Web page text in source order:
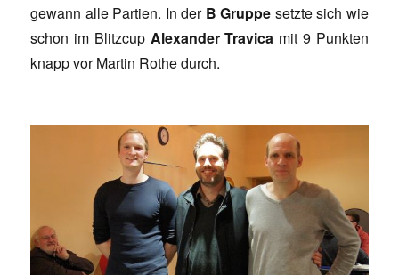
gewann alle Partien. In der B Gruppe setzte sich wie
schon im Blitzcup Alexander Travica mit 9 Punkten
knapp vor Martin Rothe durch.